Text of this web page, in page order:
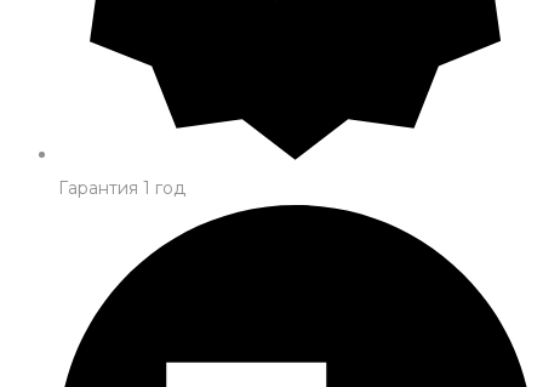
Гарантия 1 год